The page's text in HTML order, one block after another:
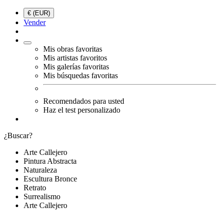
€ (EUR)
Vender
Mis obras favoritas
Mis artistas favoritos
Mis galerías favoritas
Mis búsquedas favoritas
Recomendados para usted
Haz el test personalizado
¿Buscar?
Arte Callejero
Pintura Abstracta
Naturaleza
Escultura Bronce
Retrato
Surrealismo
Arte Callejero